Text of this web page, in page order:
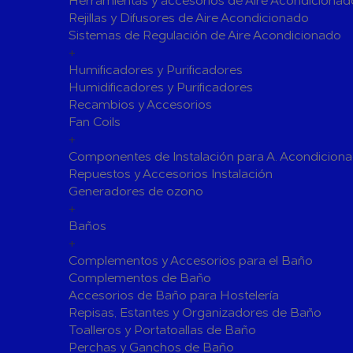
Válvulas para Calefacción
Válvulas Radiador
Válv.
Válvulas de Seguridad
Bombas de calor para ACS
Cocinas
Fregaderos
Grifería de Cocina
Contra Incendios
Accesorios y Grupos Contra Incendios
Energías Renovables
Calderas y estufas de biomasa
Sistemas de Energía Solar Térmica
Estructuras de soporte
Rejillas y Difusores de Aire Acondicionado
Sistemas de Regulación de Aire Acondicionado
+
Humificadores y Purificadores
Humidificadores y Purificadores
Recambios y Accesorios
Fan Coils
+
Componentes de Instalación para A.
Repuestos y Accesorios Instalación
Generadores de ozono
+
Baños
+
Complementos y Accesorios para el Baño
Complementos de Baño
Accesorios de Baño para Hostelería
Repisas, Estantes y Organizadores de Baño
Toalleros y Portatoallas de Baño
Perchas y Ganchos de Baño